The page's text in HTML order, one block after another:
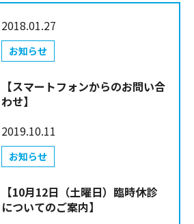
2018.01.27
お知らせ
【スマートフォンからのお問い合
わせ】
2019.10.11
お知らせ
【10月12日（土曜日）臨時休診
についてのご案内】